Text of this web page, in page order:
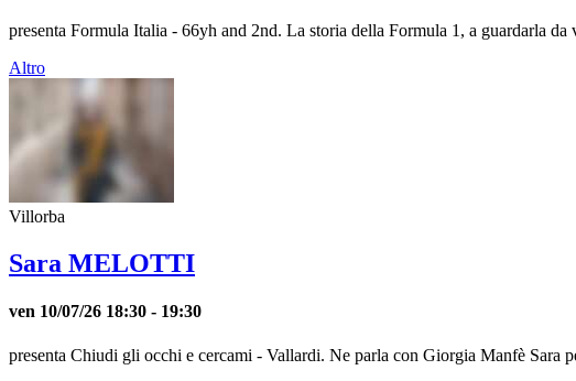
presenta Formula Italia - 66yh and 2nd. La storia della Formula 1, a guardarla
Altro
Villorba
Sara MELOTTI
ven 10/07/26 18:30 - 19:30
presenta Chiudi gli occhi e cercami - Vallardi. Ne parla con Giorgia Manfè Sara